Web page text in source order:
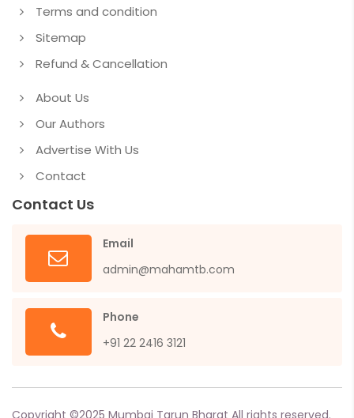
Terms and condition
Sitemap
Refund & Cancellation
About Us
Our Authors
Advertise With Us
Contact
Contact Us
Email
admin@mahamtb.com
Phone
+91 22 2416 3121
Copyright ©2025 Mumbai Tarun Bharat All rights reserved.